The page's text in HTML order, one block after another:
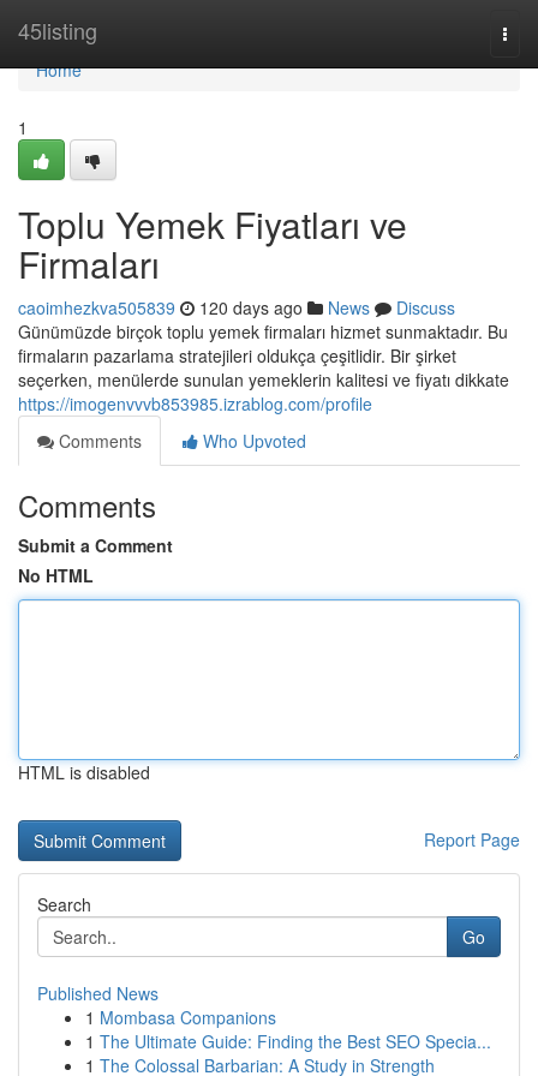
45listing
Home
Home
1
Toplu Yemek Fiyatları ve
Firmaları
caoimhezkva505839 120 days ago News
Discuss
Günümüzde birçok toplu yemek firmaları hizmet sunmaktadır. Bu
firmaların pazarlama stratejileri oldukça çeşitlidir. Bir şirket
seçerken, menülerde sunulan yemeklerin kalitesi ve fiyatı dikkate
https://imogenvvvb853985.izrablog.com/profile
Comments
Who Upvoted
Comments
Submit a Comment
No HTML
HTML is disabled
Report Page
Search
Go
Published News
1 Mombasa Companions
1 The Ultimate Guide: Finding the Best SEO Specia...
1 The Colossal Barbarian: A Study in Strength